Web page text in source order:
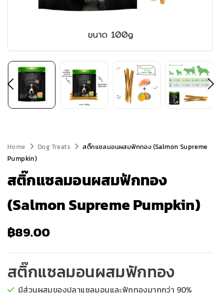
Home Dog Treats
สติ๊กแซลมอนผสมฟักทอง (Salmon Supreme
Pumpkin)
สติ๊กแซลมอนผสมฟักทอง
(Salmon Supreme Pumpkin)
฿89.00
สติ๊กแซลมอนผสมฟักทอง
มีส่วนผสมของปลาแซลมอนและฟักทองมากกว่า 90%